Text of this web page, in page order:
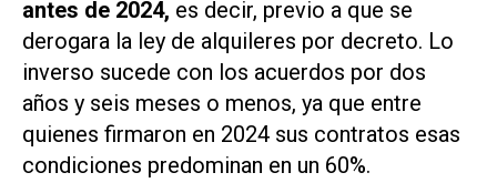
antes de 2024, es decir, previo a que se
derogara la ley de alquileres por decreto. Lo
inverso sucede con los acuerdos por dos
años y seis meses o menos, ya que entre
quienes firmaron en 2024 sus contratos esas
condiciones predominan en un 60%.